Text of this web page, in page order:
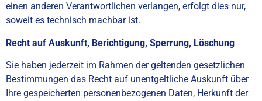
einen anderen Verantwortlichen verlangen, erfolgt dies nur,
soweit es technisch machbar ist.
Recht auf Auskunft, Berichtigung, Sperrung, Löschung
Sie haben jederzeit im Rahmen der geltenden gesetzlichen
Bestimmungen das Recht auf unentgeltliche Auskunft über
Ihre gespeicherten personenbezogenen Daten, Herkunft der